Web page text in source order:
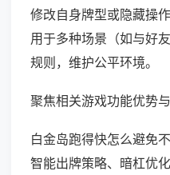
修改自身牌型或隐藏操
用于多种场景（如与好
规则，维护公平环境。
聚焦相关游戏功能优势与
白金岛跑得快怎么避免
智能出牌策略、暗杠优